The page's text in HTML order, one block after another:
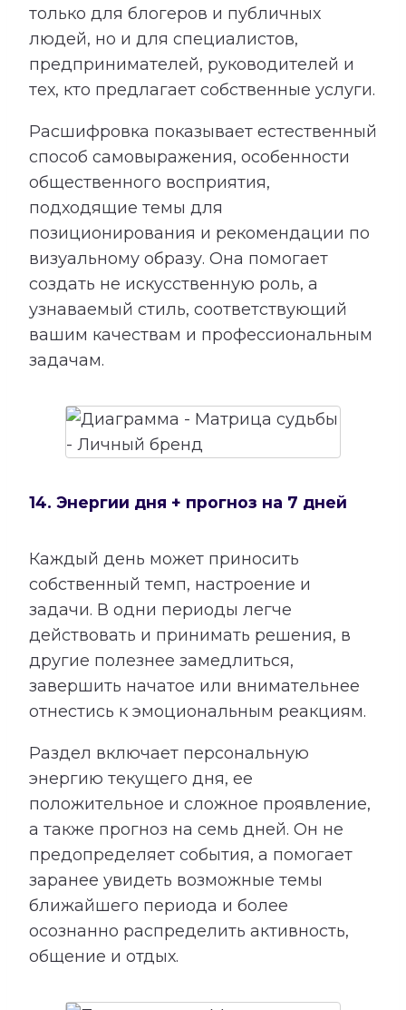
только для блогеров и публичных
людей, но и для специалистов,
предпринимателей, руководителей и
тех, кто предлагает собственные услуги.
Расшифровка показывает естественный
способ самовыражения, особенности
общественного восприятия,
подходящие темы для
позиционирования и рекомендации по
визуальному образу. Она помогает
создать не искусственную роль, а
узнаваемый стиль, соответствующий
вашим качествам и профессиональным
задачам.
14. Энергии дня + прогноз на 7 дней
Каждый день может приносить
собственный темп, настроение и
задачи. В одни периоды легче
действовать и принимать решения, в
другие полезнее замедлиться,
завершить начатое или внимательнее
отнестись к эмоциональным реакциям.
Раздел включает персональную
энергию текущего дня, ее
положительное и сложное проявление,
а также прогноз на семь дней. Он не
предопределяет события, а помогает
заранее увидеть возможные темы
ближайшего периода и более
осознанно распределить активность,
общение и отдых.